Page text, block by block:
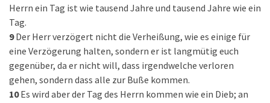
Herrn ein Tag ist wie tausend Jahre und tausend Jahre wie ein
Tag.
9 Der Herr verzögert nicht die Verheißung, wie es einige für
eine Verzögerung halten, sondern er ist langmütig euch
gegenüber, da er nicht will, dass irgendwelche verloren
gehen, sondern dass alle zur Buße kommen.
10 Es wird aber der Tag des Herrn kommen wie ein Dieb; an